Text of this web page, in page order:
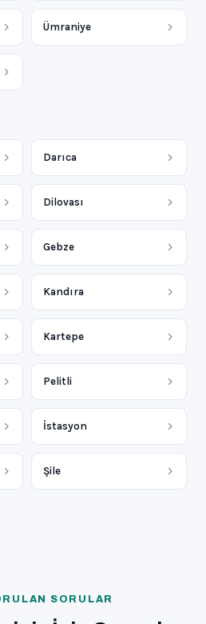
Ümraniye
Darıca
Dilovası
Gebze
Kandıra
Kartepe
Pelitli
İstasyon
Şile
SORULAR